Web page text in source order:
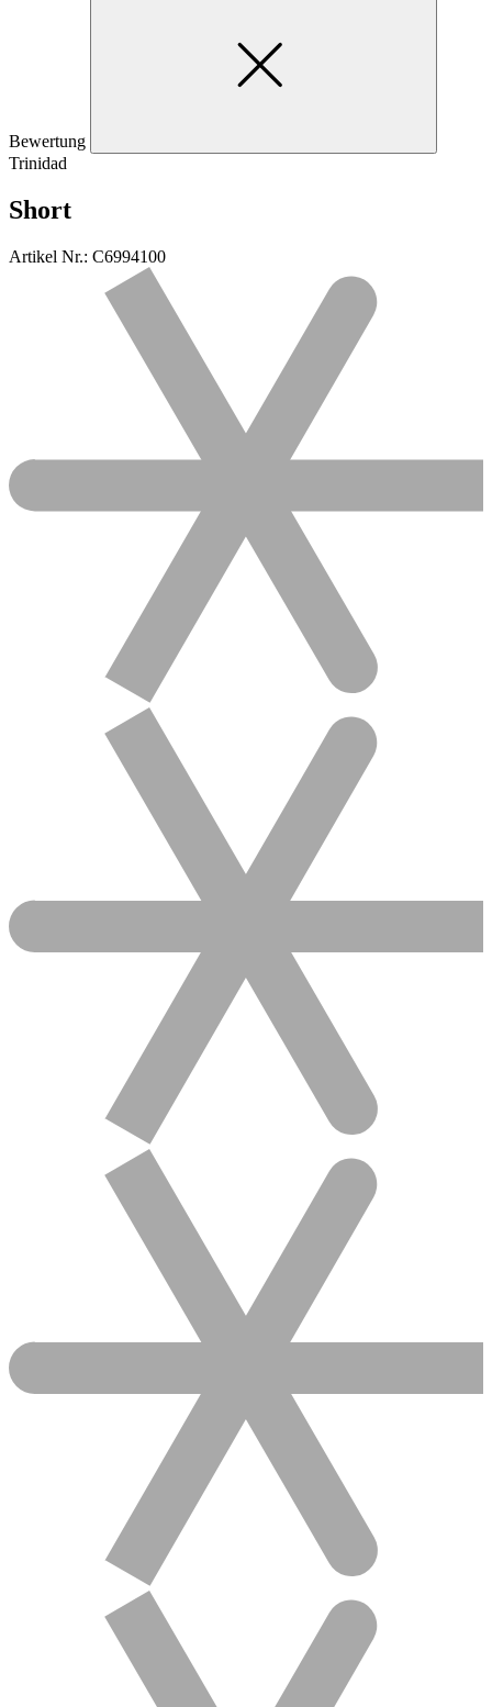
Bewertung
Trinidad
Short
Artikel Nr.: C6994100